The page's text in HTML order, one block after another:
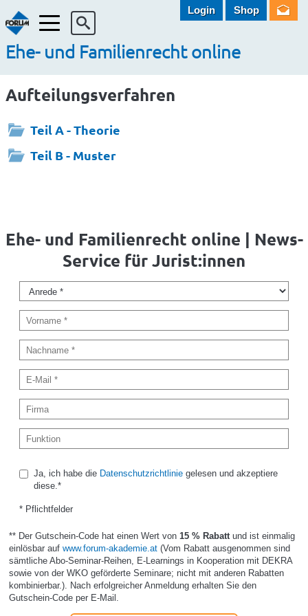
Menü
Ehe- und Familienrecht online
Login Shop
Aufteilungsverfahren
Teil A - Theorie
Teil B - Muster
Ehe- und Familienrecht online | News-
Service für Jurist:innen
Ja, ich habe die Datenschutzrichtliniegelesen und akzeptiere
diese.*
* Pflichtfelder
** Der Gutschein-Code hat einen Wert von 15 % Rabatt und ist einmalig
einlösbar auf www.forum-akademie.at(Vom Rabatt ausgenommen sind
sämtliche Abo-Seminar-Reihen, E-Learnings in Kooperation mit DEKRA
sowie von der WKO geförderte Seminare; nicht mit anderen Rabatten
kombinierbar.). Nach erfolgreicher Anmeldung erhalten Sie den
Gutschein-Code per E-Mail.